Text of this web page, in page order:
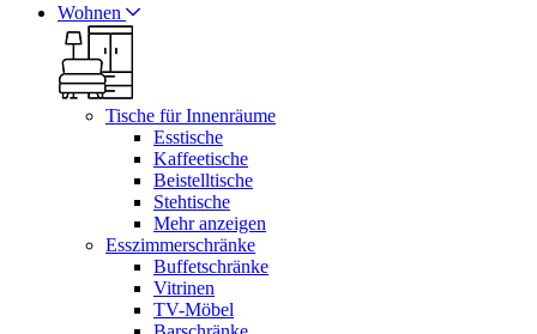
Wohnen
Tische für Innenräume
Esstische
Kaffeetische
Beistelltische
Stehtische
Mehr anzeigen
Esszimmerschränke
Buffetschränke
Vitrinen
TV-Möbel